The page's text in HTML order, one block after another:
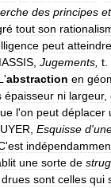
des principes et
tout son
peut atteindre
Jugements t
'abstraction en
épaisseur ni largeur,
l'on peut déplacer
Esquisse d'
'est
une sorte de
drues sont celles qui